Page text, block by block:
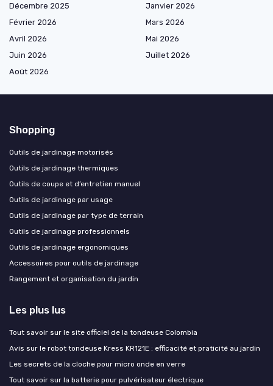
Décembre 2025
Janvier 2026
Février 2026
Mars 2026
Avril 2026
Mai 2026
Juin 2026
Juillet 2026
Août 2026
Shopping
Outils de jardinage motorisés
Outils de jardinage thermiques
Outils de coupe et d’entretien manuel
Outils de jardinage par usage
Outils de jardinage par type de terrain
Outils de jardinage professionnels
Outils de jardinage ergonomiques
Accessoires pour outils de jardinage
Rangement et organisation du jardin
Les plus lus
Tout savoir sur le site officiel de la tondeuse Colombia
Avis sur le robot tondeuse Kress KR121E : efficacité et praticité au jardin
Les secrets de la cloche pour micro onde en verre
Tout savoir sur la batterie pour pulvérisateur électrique